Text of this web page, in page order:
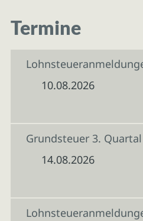
Termine
10.08.2026
Grundsteuer 3.
14.08.2026